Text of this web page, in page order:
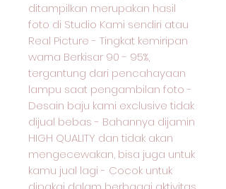
ditampilkan merupakan hasil
foto di Studio Kami sendiri atau
Real Picture - Tingkat kemiripan
warna Berkisar 90 - 95%,
tergantung dari pencahayaan
lampu saat pengambilan foto -
Desain baju kami exclusive tidak
dijual bebas - Bahannya dijamin
HIGH QUALITY dan tidak akan
mengecewakan, bisa juga untuk
kamu jual lagi - Cocok untuk